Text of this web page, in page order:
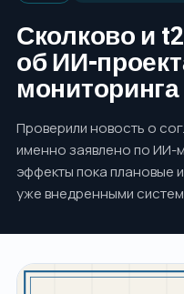
ДОПОЛНИТЕЛЬНО
Сколково и
об ИИ-
мониторинга
Проверили новость о
именно заявлено по ИИ-
эффекты пока плановые
уже внедренными